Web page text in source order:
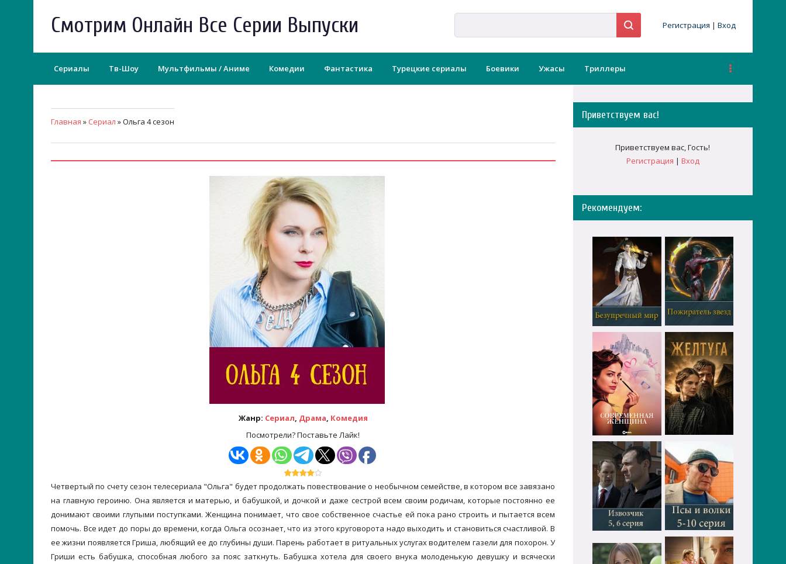
Смотрим Онлайн Все Серии Выпуски Регистрация | Вход
Сериалы Тв-Шоу Мультфильмы / Аниме Комедии Фантастика Турецкие сериалы Боевики Ужасы Триллеры
Главная » Сериал » Ольга 4 сезон
Жанр: Сериал, Драма, Комедия
Посмотрели? Поставьте Лайк!
Четвертый по счету сезон телесериала "Ольга" будет продолжать повествование о необычном семействе, в котором все завязано
на главную героиню. Она является и матерью, и бабушкой, и дочкой и даже сестрой всем своим родичам, которые постоянно ее
донимают своими глупыми поступками. Женщина понимает, что свое собственное счастье ей пока рано строить и пытается всем
помочь. Все идет до поры до времени, когда Ольга осознает, что из этого круговорота надо выходить и становиться счастливой. В
ее жизни появляется Гриша, любящий ее до глубины души. Парень работает в ритуальных услугах водителем газели для похорон. У
Гриши есть бабушка, способная любого за пояс заткнуть. Бабушка хотела для своего внука молоденькую девушку и всячески
Приветствуем вас!
Приветствуем вас,Гость!
Регистрация | Вход
Рекомендуем: